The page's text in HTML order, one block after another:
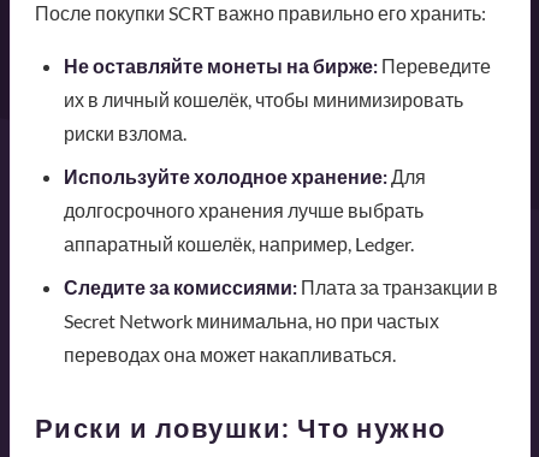
После покупки SCRT важно правильно его хранить:
Не оставляйте монеты на бирже:Переведите
их в личный кошелёк, чтобы минимизировать
риски взлома.
Используйте холодное хранение:Для
долгосрочного хранения лучше выбрать
аппаратный кошелёк, например, Ledger.
Следите за комиссиями:Плата за транзакции в
Secret Network минимальна, но при частых
переводах она может накапливаться.
Риски и ловушки: Что нужно